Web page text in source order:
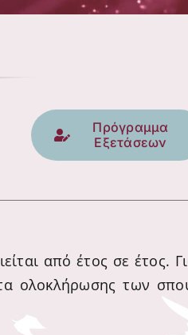
Πρόγραμμα
Εξετάσεων
από έτος σε έτος.
ολοκλήρωσης των